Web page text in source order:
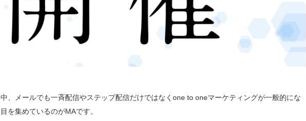
、メールでも一斉配信やステップ配信だけではなくone to oneマーケティングが一般的にな
を集めているのがMAです。